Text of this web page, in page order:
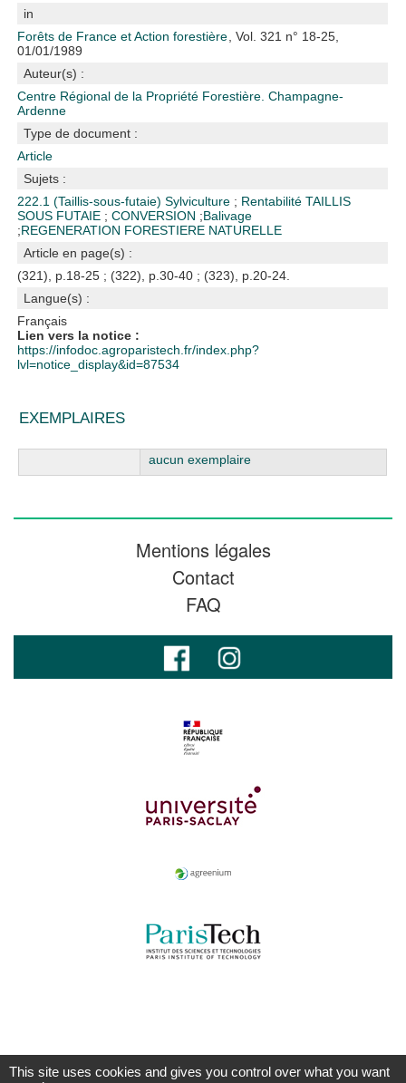
in
Forêts de France et Action forestière , Vol. 321 n° 18-25,
01/01/1989
Auteur(s) :
Centre Régional de la Propriété Forestière. Champagne-
Ardenne
Type de document :
Article
Sujets :
222.1 (Taillis-sous-futaie)Sylviculture ; RentabilitéTAILLIS
SOUS FUTAIE ;CONVERSION ;Balivage
;REGENERATION FORESTIERE NATURELLE
Article en page(s) :
(321), p.18-25 ; (322), p.30-40 ; (323), p.20-24.
Langue(s) :
Français
Lien vers la notice :
https://infodoc.agroparistech.fr/index.php?
lvl=notice_display&id=87534
EXEMPLAIRES
aucun exemplaire
Mentions légales
Contact
FAQ
This site uses cookies and gives you control over what you want